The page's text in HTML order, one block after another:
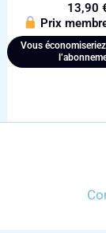
13,90
Prix
Vous économiseriez